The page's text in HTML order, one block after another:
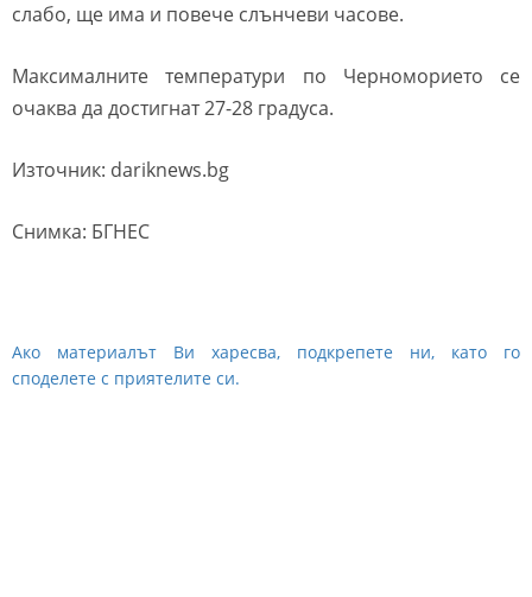
слабо, ще има и повече слънчеви часове.
Максималните температури по Черноморието се
очаква да достигнат 27-28 градуса.
Източник: dariknews.bg
Снимка: БГНЕС
Ако материалът Ви харесва, подкрепете ни, като го
споделете с приятелите си.